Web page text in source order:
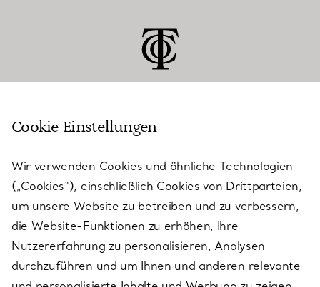
KUNDENSERVICE
SERVICES
ÜBER TIFFANY & CO.
Cookie-Einstellungen
Wir verwenden Cookies und ähnliche Technologien
(„Cookies“), einschließlich Cookies von Drittparteien,
um unsere Website zu betreiben und zu verbessern,
die Website-Funktionen zu erhöhen, Ihre
Nutzererfahrung zu personalisieren, Analysen
durchzuführen und um Ihnen und anderen relevante